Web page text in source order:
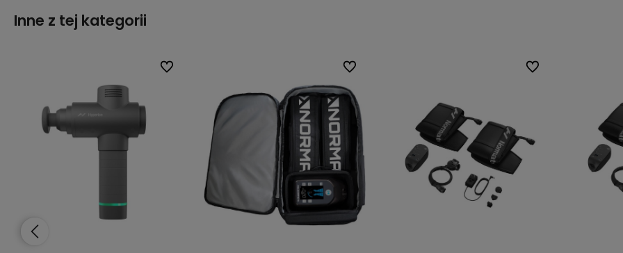
Inne z tej kategorii
Do ulubionych
Do ulubionych Do ulubionych
Do ulubionych Do ulubionych
Do ulubionych